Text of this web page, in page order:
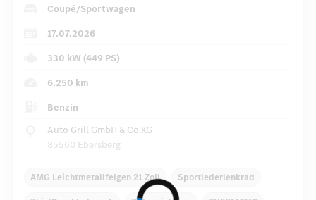
Coupé/Sportwagen
17.07.2026
330 kW (449 PS)
6.250 km
Benzin
Auto Grill GmbH & Co.KG
85560 Ebersberg
AMG Leichtmetallfelgen 21 Zoll Sportlederlenkrad